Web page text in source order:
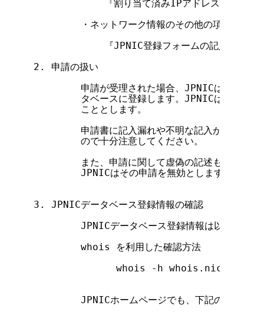
『割り当て済みIPアドレスの返却申
・ネットワーク情報のその他の項目変更及
            『JPNIC登録フォームの記入方法』
2. 申請の扱い
申請が受理された場合、JPNICは申請書に
タベースに登録します。JPNICは登録され
        こととします。
申請書に記入漏れや不明な記入があった場
        ので十分注意してください。
また、申請に関して虚偽の記述もしくは虚
        JPNICはその申請を無効とします。
3. JPNICデータベース登録情報の確認
JPNICデータベース登録情報は以下の方法
        whois を利用した確認方法
whois -h whois.nic.ad.jp
JPNICホームページでも、下記のURLから